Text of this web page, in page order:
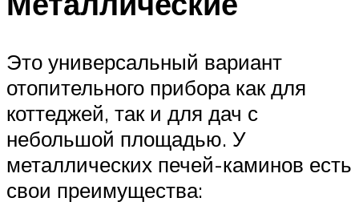
Это универсальный вариант
отопительного прибора как для
коттеджей, так и для дач с
небольшой площадью. У
металлических печей-каминов есть
свои преимущества: